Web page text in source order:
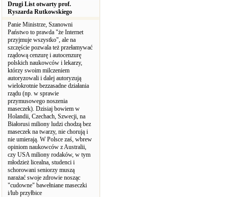
Drugi List otwarty prof.
Ryszarda Rutkowskiego
Panie Ministrze, Szanowni
Państwo to prawda "że Internet
przyjmuje wszystko", ale na
szczęście pozwala też przełamywać
rządową cenzurę i autocenzurę
polskich naukowców i lekarzy,
którzy swoim milczeniem
autoryzowali i dalej autoryzują
wielokrotnie bezzasadne działania
rządu (np. w sprawie
przymusowego noszenia
maseczek). Dzisiaj bowiem w
Holandii, Czechach, Szwecji, na
Białorusi miliony ludzi chodzą bez
maseczek na twarzy, nie chorują i
nie umierają. W Polsce zaś, wbrew
opiniom naukowców z Australii,
czy USA miliony rodaków, w tym
młodzież licealna, studenci i
schorowani seniorzy muszą
narażać swoje zdrowie nosząc
"cudowne" bawełniane maseczki
i/lub przyłbice